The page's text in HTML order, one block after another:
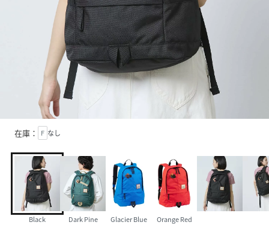
在庫： F なし
Black Dark Pine Glacier Blue Orange Red